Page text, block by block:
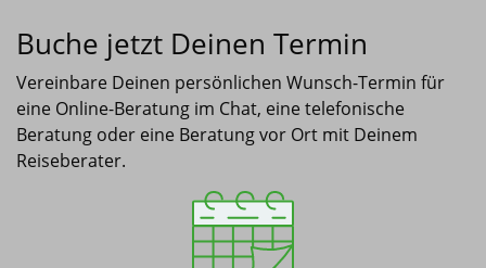
Buche jetzt Deinen Termin
Vereinbare Deinen persönlichen Wunsch-Termin für
eine Online-Beratung im Chat, eine telefonische
Beratung oder eine Beratung vor Ort mit Deinem
Reiseberater.